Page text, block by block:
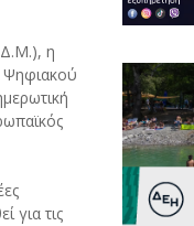
η
Ψηφιακού
για τις